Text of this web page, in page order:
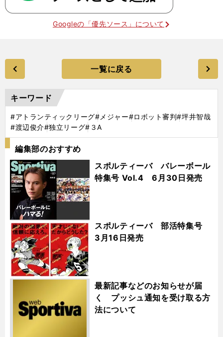
Googleの「優先ソース」について
一覧に戻る
キーワード
#アトランティックリーグ#メジャー#ロボット審判#坪井智哉
#渡辺俊介#独立リーグ#３A
編集部のおすすめ
スポルティーバ バレーボール
特集号 Vol.4 6月30日発売
スポルティーバ 部活特集号
3月16日発売
最新記事などのお知らせが届
く プッシュ通知を受け取る方
法について